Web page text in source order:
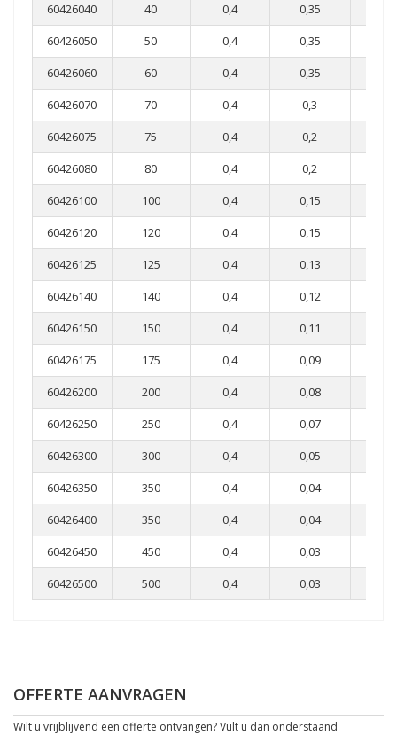
60426040
40 0,4 0,35
60426050
50 0,4 0,35
60426060
60 0,4 0,35
60426070
70 0,4 0,3
60426075
75 0,4 0,2
60426080
80 0,4 0,2
60426100
100 0,4 0,15
60426120
120 0,4 0,15
60426125
125 0,4 0,13
60426140
140 0,4 0,12
60426150
150 0,4 0,11
60426175
175 0,4 0,09
60426200
200 0,4 0,08
60426250
250 0,4 0,07
60426300
300 0,4 0,05
60426350
350 0,4 0,04
60426400
350 0,4 0,04
60426450
450 0,4 0,03
60426500
500 0,4 0,03
OFFERTE AANVRAGEN
Wilt u vrijblijvend een offerte ontvangen? Vult u dan onderstaand